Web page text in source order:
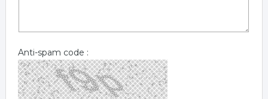
Anti-spam code :